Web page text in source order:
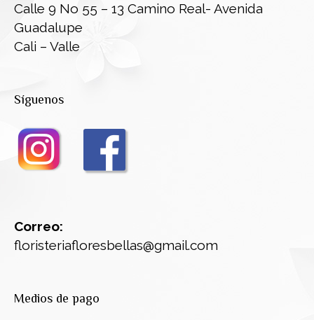
Calle 9 No 55 – 13 Camino Real- Avenida
Guadalupe
Cali – Valle
Síguenos
Correo:
floristeriafloresbellas@gmail.com
Medios de pago